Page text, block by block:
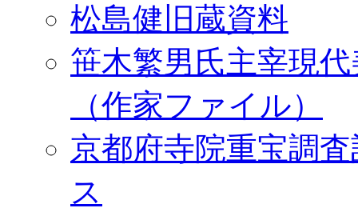
松島健旧蔵資料
笹木繁男氏主宰現
（作家ファイル）
京都府寺院重宝調
ス